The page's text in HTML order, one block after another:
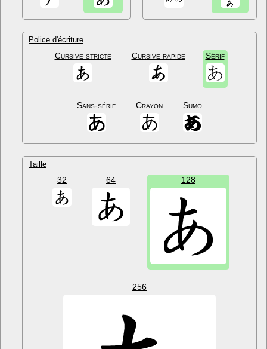
Police d'écriture
Cursive stricte Cursive rapide Sérif
Sans-sérif Crayon Sumo
Taille
32 64 128
256